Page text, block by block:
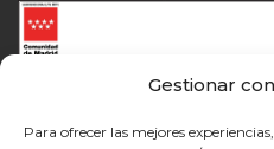
Gestionar
Para ofrecer las mejores